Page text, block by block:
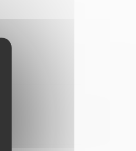
Masquer le bandeau des cookies